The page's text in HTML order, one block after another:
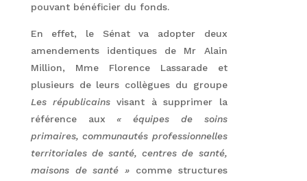
pouvant bénéficier du fonds.
En effet, le Sénat va adopter deux
amendements identiques de Mr Alain
Million, Mme Florence Lassarade et
plusieurs de leurs collègues du groupe
Les républicains visant à supprimer la
référence aux« équipes de soins
primaires, communautés professionnelles
territoriales de santé, centres de santé,
maisons de santé » comme structures